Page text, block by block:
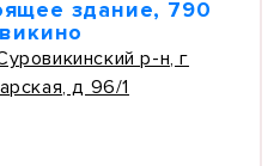
здание, 790
р-н, г
д 96/1